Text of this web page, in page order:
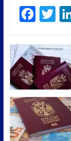
F
e
b
o
o
k
T
itt
er